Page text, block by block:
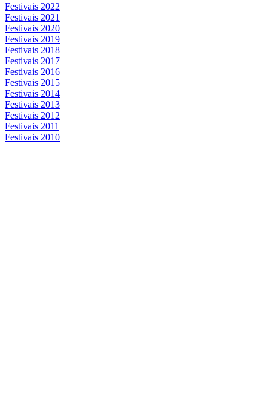
Festivais 2022
Festivais 2021
Festivais 2020
Festivais 2019
Festivais 2018
Festivais 2017
Festivais 2016
Festivais 2015
Festivais 2014
Festivais 2013
Festivais 2012
Festivais 2011
Festivais 2010